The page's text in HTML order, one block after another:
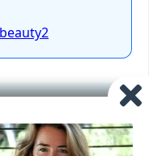
才会出现喔，赶快
sharefiebeauty